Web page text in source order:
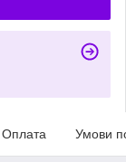
Оплата Умови